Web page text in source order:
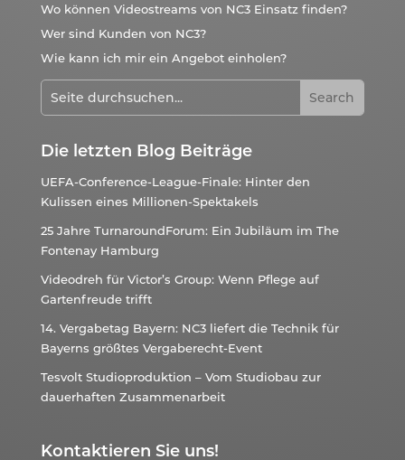
Wo können Videostreams von NC3 Einsatz finden?
Wer sind Kunden von NC3?
Wie kann ich mir ein Angebot einholen?
Die letzten Blog Beiträge
UEFA-Conference-League-Finale: Hinter den
Kulissen eines Millionen-Spektakels
25 Jahre TurnaroundForum: Ein Jubiläum im The
Fontenay Hamburg
Videodreh für Victor’s Group: Wenn Pflege auf
Gartenfreude trifft
14. Vergabetag Bayern: NC3 liefert die Technik für
Bayerns größtes Vergaberecht-Event
Tesvolt Studioproduktion – Vom Studiobau zur
dauerhaften Zusammenarbeit
Kontaktieren Sie uns!